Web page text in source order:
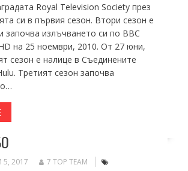
Royal Television Society през
си в първия сезон. Втори сезон е
започва излъчването си по BBC
на 25 ноември, 2010. От 27 юни,
сезон е налице в Съединените
Третият сезон започва
2017
7 TOP TEAM